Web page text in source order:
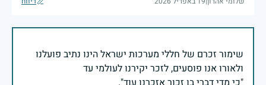
שימור זכרם של חללי מערכות ישראל הינו נתיב פועלנו